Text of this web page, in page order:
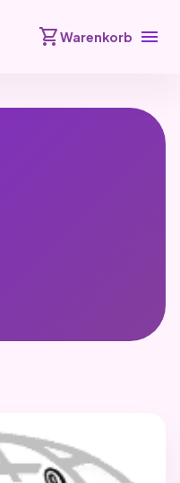
shopping_cartWarenkorb menu